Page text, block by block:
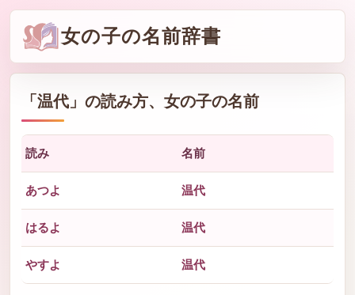
女の子の名前辞書
「温代 」の読み方、女の子の名前
読み 名前
あつよ 温代
はるよ 温代
やすよ 温代